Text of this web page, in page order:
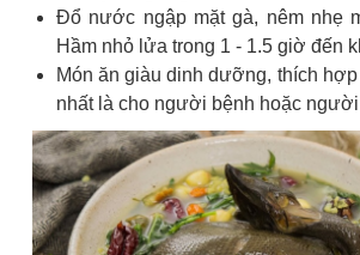
Đổ nước ngập mặt gà, nêm nhẹ
Hầm nhỏ lửa trong 1 - 1.5 giờ đến
Món ăn giàu dinh dưỡng, thích
nhất là cho người bệnh hoặc